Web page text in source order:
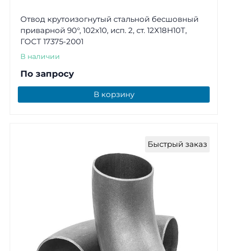
Отвод крутоизогнутый стальной бесшовный
приварной 90°, 102х10, исп. 2, ст. 12Х18Н10Т,
ГОСТ 17375-2001
В наличии
По запросу
В корзину
Быстрый заказ